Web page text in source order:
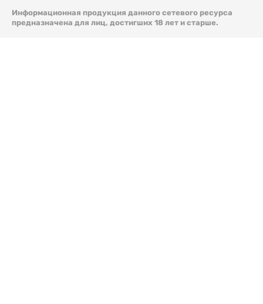
Информационная продукция данного сетевого ресурса
предназначена для лиц, достигших 18 лет и старше.